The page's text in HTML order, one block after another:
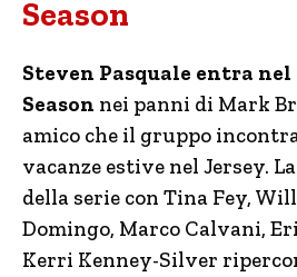
Season
Steven Pasquale entra
Season nei panni di Mark
amico che il gruppo
vacanze estive nel Jersey.
della serie con Tina Fey,
Domingo, Marco Calvani,
Kerri Kenney-Silver